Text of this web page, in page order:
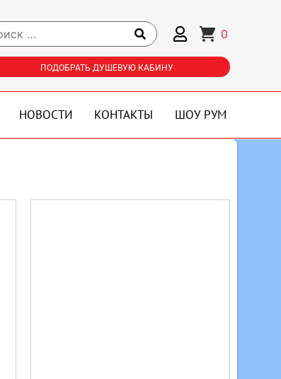
0
ПОДОБРАТЬ ДУШЕВУЮ КАБИНУ
НОВОСТИ КОНТАКТЫ ШОУ РУМ